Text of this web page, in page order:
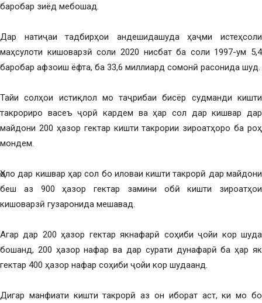
баробар зиёд мебошад.
Дар натиҷаи тадбирҳои андешидашуда ҳаҷми истеҳсоли
маҳсулоти кишоварзӣ соли 2020 нисбат ба соли 1997-ум 5,4
баробар афзоиш ёфта, ба 33,6 миллиард сомонӣ расонида шуд.
Тайи солҳои истиқлол мо таҷрибаи бисёр судманди кишти
такрориро васеъ ҷорӣ кардем ва ҳар сол дар кишвар дар
майдони 200 ҳазор гектар кишти такрории зироатҳоро ба роҳ
мондем.
Ҳоло дар кишвар ҳар сол бо иловаи кишти такрорӣ дар майдони
беш аз 900 ҳазор гектар замини обӣ кишти зироатҳои
кишоварзӣ гузаронида мешавад.
Агар дар 200 ҳазор гектар якнафарӣ соҳиби ҷойи кор шуда
бошанд, 200 ҳазор нафар ва дар сурати дунафарӣ ба ҳар як
гектар 400 ҳазор нафар соҳиби ҷойи кор шудаанд.
Дигар манфиати кишти такрорӣ аз он иборат аст, ки мо бо